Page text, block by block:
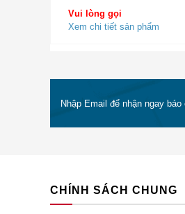
CAM KẾT CỦA
Bảo Hành Chính
Giao hàng tận nơi
Vui lòng gọi
Xem chi tiết sản phẩm
Nhập Email để nhận ngay báo
CHÍNH SÁCH CHUNG